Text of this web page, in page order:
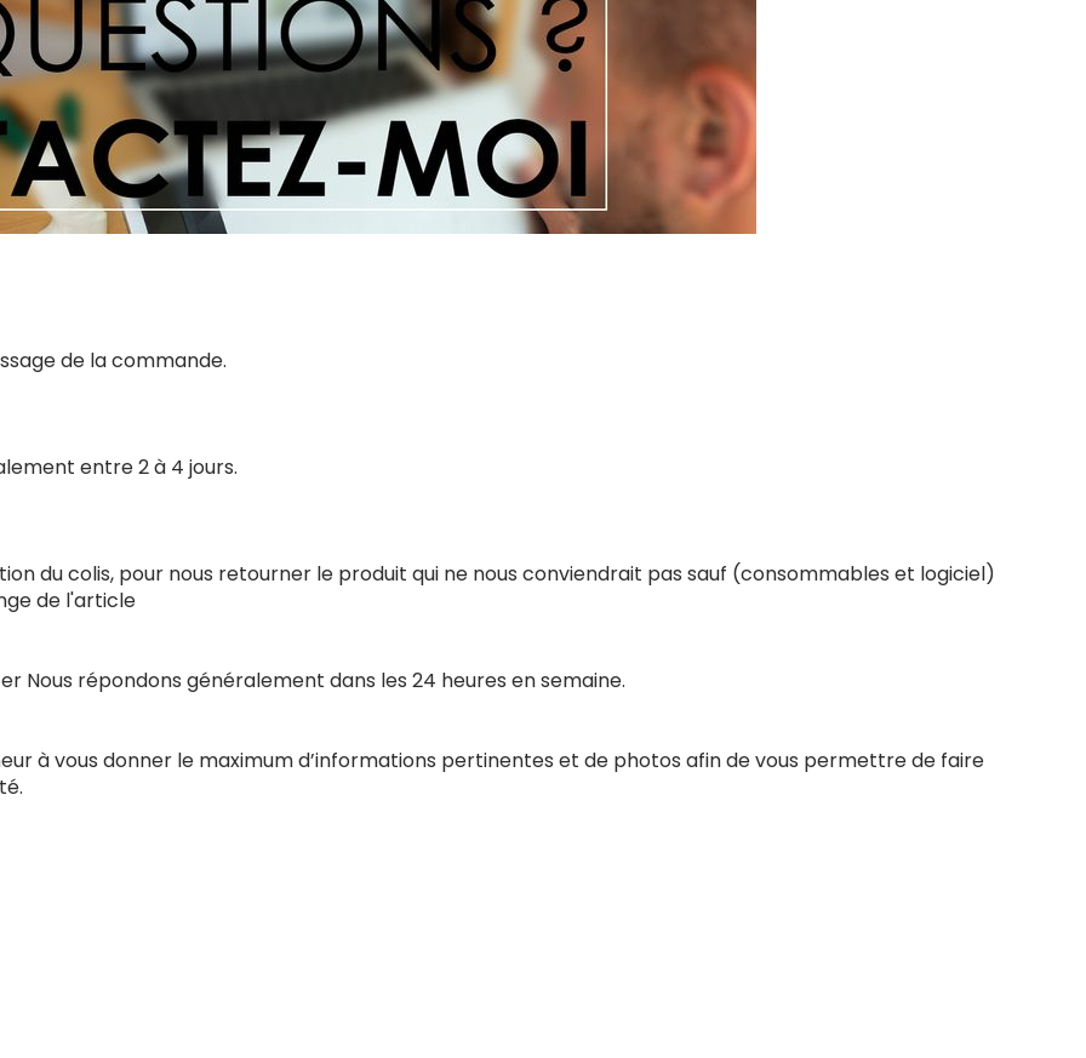
de la commande.
entre 2 à 4 jours.
du colis, pour nous retourner le produit qui ne nous conviendrait pas sauf (consommables et logiciel)
de l'article
Nous répondons généralement dans les 24 heures en semaine.
à vous donner le maximum d’informations pertinentes et de photos afin de vous permettre de faire